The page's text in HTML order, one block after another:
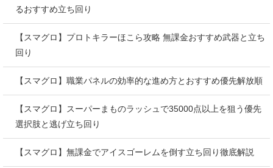
るおすすめ立ち回り
【スマグロ】プロトキラーほこら攻略 無課金おすすめ武器と立ち
回り
【スマグロ】職業パネルの効率的な進め方とおすすめ優先解放順
【スマグロ】スーパーまものラッシュで35000点以上を狙う優先
選択肢と逃げ立ち回り
【スマグロ】無課金でアイスゴーレムを倒す立ち回り徹底解説